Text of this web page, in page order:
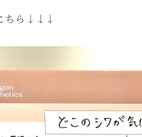
ちら↓↓↓